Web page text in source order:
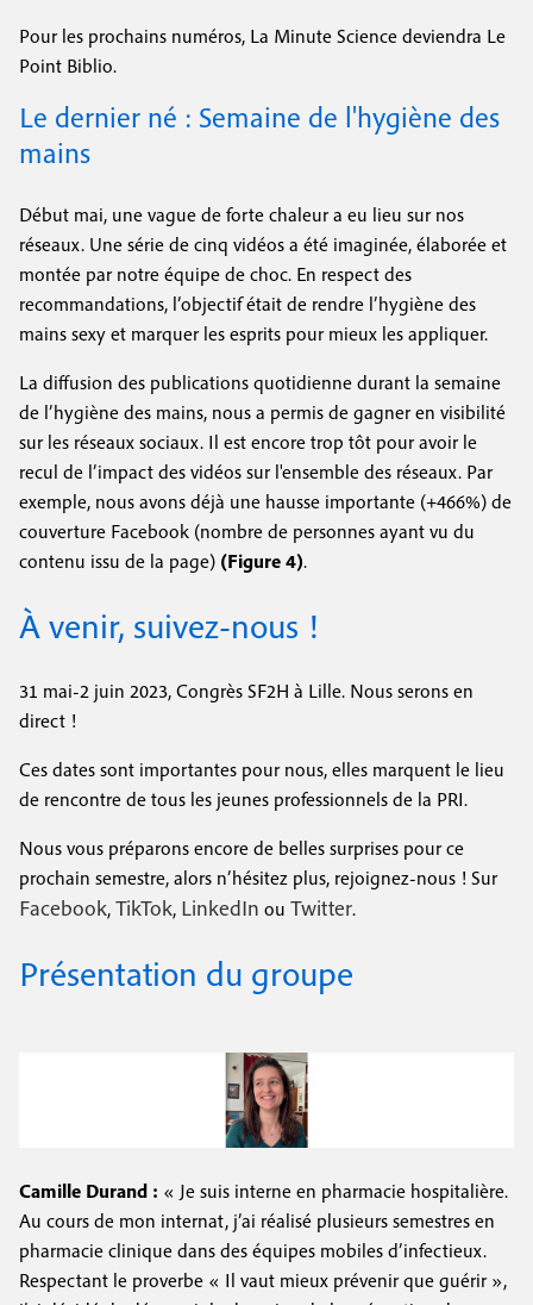
Pour les prochains numéros, La Minute Science deviendra Le
Point Biblio.
Le dernier né : Semaine de l'hygiène des
mains
Début mai, une vague de forte chaleur a eu lieu sur nos
réseaux. Une série de cinq vidéos a été imaginée, élaborée et
montée par notre équipe de choc. En respect des
recommandations, l’objectif était de rendre l’hygiène des
mains sexy et marquer les esprits pour mieux les appliquer.
La diffusion des publications quotidienne durant la semaine
de l’hygiène des mains, nous a permis de gagner en visibilité
sur les réseaux sociaux. Il est encore trop tôt pour avoir le
recul de l’impact des vidéos sur l'ensemble des réseaux. Par
exemple, nous avons déjà une hausse importante (+466%) de
couverture Facebook (nombre de personnes ayant vu du
contenu issu de la page) (Figure 4).
À venir, suivez-nous !
31 mai-2 juin 2023, Congrès SF2H à Lille. Nous serons en
direct !
Ces dates sont importantes pour nous, elles marquent le lieu
de rencontre de tous les jeunes professionnels de la PRI.
Nous vous préparons encore de belles surprises pour ce
prochain semestre, alors n’hésitez plus, rejoignez-nous ! Sur
Facebook, TikTok, LinkedIn ou Twitter.
Présentation du groupe
Camille Durand : « Je suis interne en pharmacie hospitalière.
Au cours de mon internat, j’ai réalisé plusieurs semestres en
pharmacie clinique dans des équipes mobiles d’infectieux.
Respectant le proverbe « Il vaut mieux prévenir que guérir »,